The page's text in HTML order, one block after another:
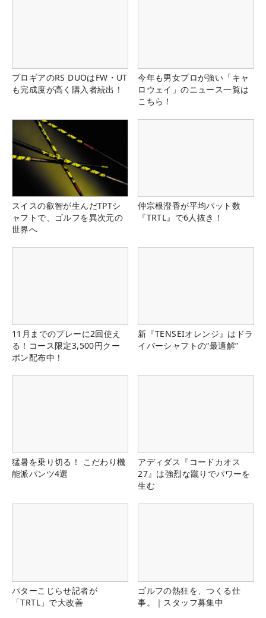
プロギアのRS DUOはFW・UT
も完成度が高く購入者続出！
今年も男女プロが強い「キャ
ロウェイ」のニュース一覧は
こちら！
スイスの叡智が生んだTPTシ
ャフトで、ゴルフを異次元の
世界へ
仲宗根澄香が平均パット数
『TRTL』で6人抜き！
11月までのプレーに2回使え
る！コース限定3,500円クー
ポン配布中！
新『TENSEIオレンジ』はドラ
イバーシャフトの“最適解”
猛暑を乗り切る！ こだわり機
能派パンツ4選
アディダス『コードカオス
27』は強烈な蹴りでパワーを
生む
パターこじらせ記者が
「TRTL」で大改善
ゴルフの熱狂を、つくる仕
事。｜スタッフ募集中